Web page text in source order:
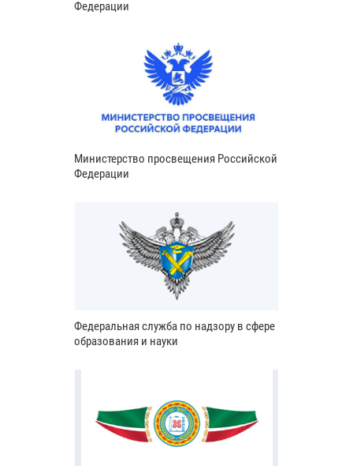
Федерации
Министерство просвещения Российской
Федерации
Федеральная служба по надзору в сфере
образования и науки